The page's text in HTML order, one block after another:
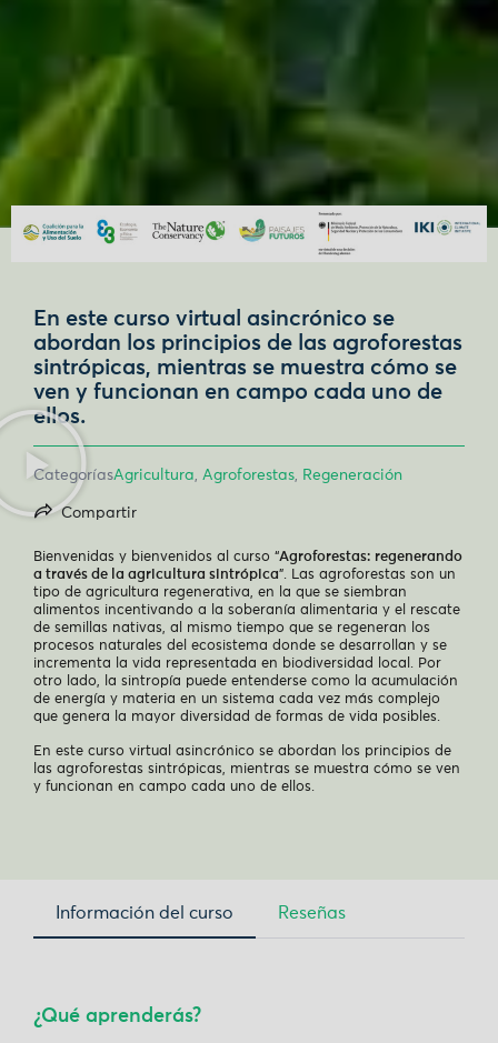
En este curso virtual asincrónico se
abordan los principios de las agroforestas
sintrópicas, mientras se muestra cómo se
ven y funcionan en campo cada uno de
ellos.
CategoríasAgricultura, Agroforestas, Regeneración
Compartir
Bienvenidas y bienvenidos al curso “Agroforestas: regenerando
a través de la agricultura sintrópica”. Las agroforestas son un
tipo de agricultura regenerativa, en la que se siembran
alimentos incentivando a la soberanía alimentaria y el rescate
de semillas nativas, al mismo tiempo que se regeneran los
procesos naturales del ecosistema donde se desarrollan y se
incrementa la vida representada en biodiversidad local. Por
otro lado, la sintropía puede entenderse como la acumulación
de energía y materia en un sistema cada vez más complejo
que genera la mayor diversidad de formas de vida posibles.
En este curso virtual asincrónico se abordan los principios de
las agroforestas sintrópicas, mientras se muestra cómo se ven
y funcionan en campo cada uno de ellos.
Información del curso Reseñas
¿Qué aprenderás?